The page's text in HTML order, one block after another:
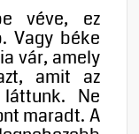
véve, ez
Vagy béke
vár, amely
amit az
Ne
maradt. A